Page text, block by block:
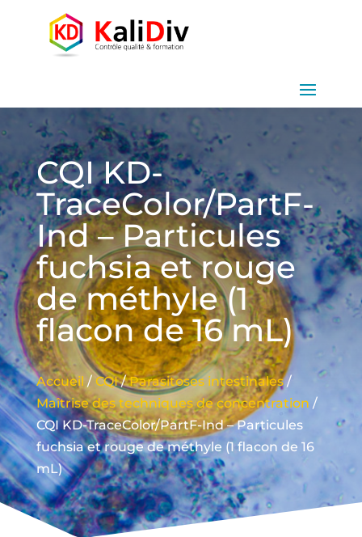
CQI KD-
TraceColor/PartF-
Ind – Particules
fuchsia et rouge
de méthyle (1
flacon de 16 mL)
Accueil/ CQI/Parasitoses intestinales/
Maîtrise des techniques de concentration /
CQI KD-TraceColor/PartF-Ind – Particules
fuchsia et rouge de méthyle (1 flacon de 16
mL)